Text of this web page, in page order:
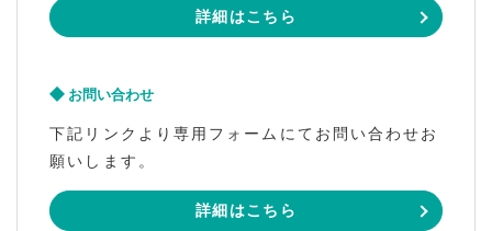
詳細はこちら
お問い合わせ
下記リンクより専用フォームにてお問い合わせお
願いします。
詳細はこちら